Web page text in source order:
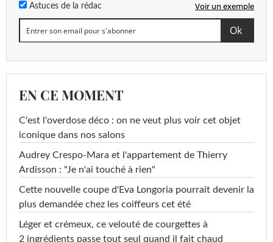
Astuces de la rédac Voir un exemple
EN CE MOMENT
C'est l'overdose déco : on ne veut plus voir cet objet
iconique dans nos salons
Audrey Crespo-Mara et l'appartement de Thierry
Ardisson : "Je n'ai touché à rien"
Cette nouvelle coupe d'Eva Longoria pourrait devenir la
plus demandée chez les coiffeurs cet été
Léger et crémeux, ce velouté de courgettes à
2 ingrédients passe tout seul quand il fait chaud